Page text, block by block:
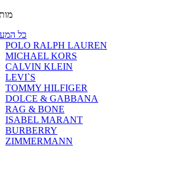
כל
POLO RALPH LAUREN
MICHAEL KORS
CALVIN KLEIN
LEVI`S
TOMMY HILFIGER
DOLCE & GABBANA
RAG & BONE
ISABEL MARANT
BURBERRY
ZIMMERMANN